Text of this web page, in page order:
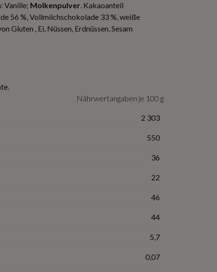
Vanille; Molkenpulver. Kakaoanteil
56 %, Vollmilchschokolade 33 %, weiße
Gluten , Ei, Nüssen, Erdnüssen, Sesam
Nährwertangaben je 100 g
2 303
550
36
22
46
44
5,7
0,07